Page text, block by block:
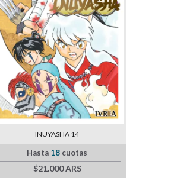
INUYASHA 14
Hasta 18 cuotas
$21.000 ARS